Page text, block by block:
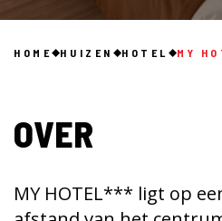
HOME HUIZEN HOTEL MY
OVER
MY HOTEL*** ligt op